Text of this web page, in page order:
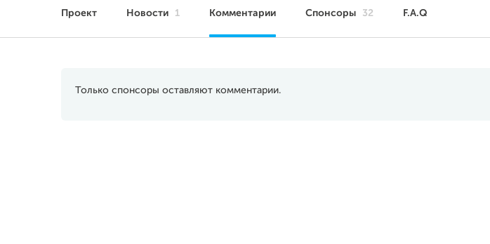
Проект Новости 1 Комментарии Спонсоры 32 F.A.Q
Только спонсоры оставляют комментарии.